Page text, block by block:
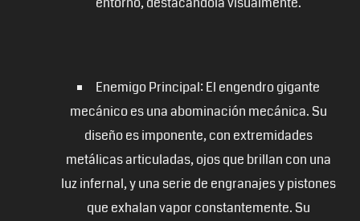
Enemigo Principal: El engendro gigante
mecánico es una abominación mecánica. Su
diseño es imponente, con extremidades
metálicas articuladas, ojos que brillan con una
luz infernal, y una serie de engranajes y pistones
que exhalan vapor constantemente. Su